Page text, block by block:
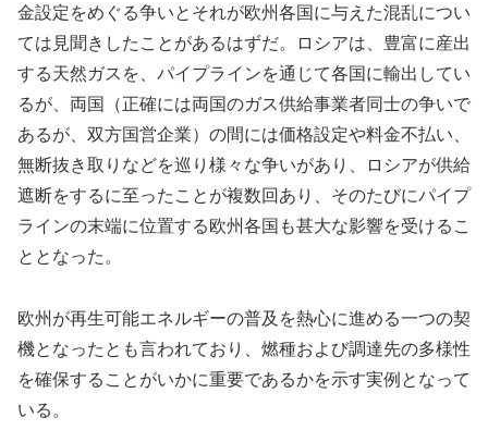
金設定をめぐる争いとそれが欧州各国に与えた混乱につい
ては見聞きしたことがあるはずだ。ロシアは、豊富に産出
する天然ガスを、パイプラインを通じて各国に輸出してい
るが、両国（正確には両国のガス供給事業者同士の争いで
あるが、双方国営企業）の間には価格設定や料金不払い、
無断抜き取りなどを巡り様々な争いがあり、ロシアが供給
遮断をするに至ったことが複数回あり、そのたびにパイプ
ラインの末端に位置する欧州各国も甚大な影響を受けるこ
ととなった。
欧州が再生可能エネルギーの普及を熱心に進める一つの契
機となったとも言われており、燃種および調達先の多様性
を確保することがいかに重要であるかを示す実例となって
いる。